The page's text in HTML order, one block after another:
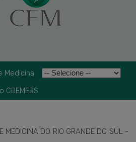
Medicina
MEDICINA DO RIO GRANDE DO SUL -